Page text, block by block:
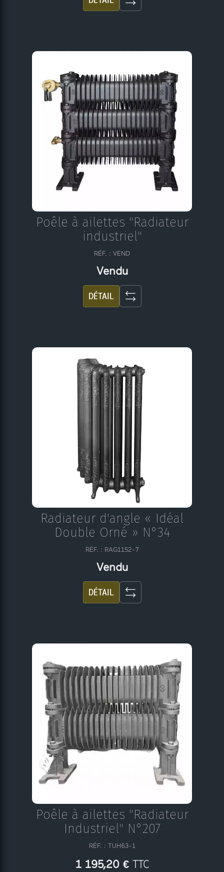
Poêle à ailettes "Radiateur
industriel"
RÉF. : VEND
Vendu
DÉTAIL
Radiateur d'angle « Idéal
Double Orné » N°34
RÉF. : RAG1152-7
Vendu
DÉTAIL
Poêle à ailettes "Radiateur
Industriel" N°207
RÉF. : TUH63-1
1 195,20 € TTC